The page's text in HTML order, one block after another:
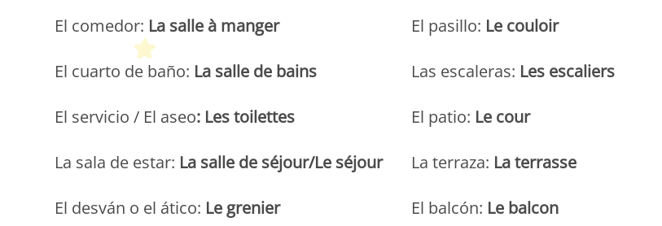
El comedor: La salle à manger
El cuarto de baño: La salle de bains
El servicio / El aseo: Les toilettes
La sala de estar: La salle de séjour/Le séjour
El desván o el ático: Le grenier
El pasillo: Le couloir
Las escaleras: Les escaliers
El patio: Le cour
La terraza: La terrasse
El balcón: Le balcon